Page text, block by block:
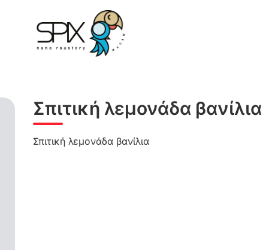
Σπιτική λεμονάδα βανίλια
Σπιτική λεμονάδα βανίλια